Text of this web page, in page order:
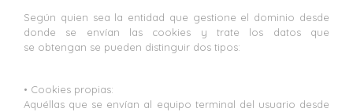
Según quien sea la entidad que gestione el dominio desde
donde se envían las cookies y trate los datos que
se obtengan se pueden distinguir dos tipos:
• Cookies propias:
Aquéllas que se envían al equipo terminal del usuario desde